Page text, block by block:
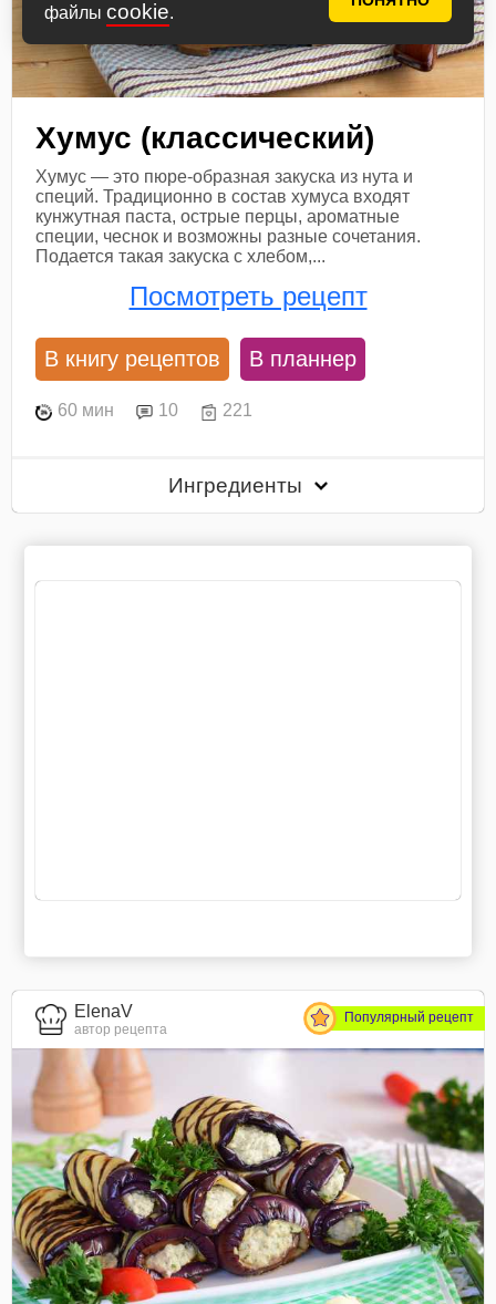
файлы cookie.
Хумус (классический)
Хумус — это пюре-образная закуска из нута и
специй. Традиционно в состав хумуса входят
кунжутная паста, острые перцы, ароматные
специи, чеснок и возможны разные сочетания.
Подается такая закуска с хлебом,...
Посмотреть рецепт
В книгу рецептов В планнер
60 мин 10 221
Ингредиенты
ElenaV
автор рецепта
Популярный рецепт